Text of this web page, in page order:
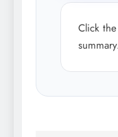
Click
summary.